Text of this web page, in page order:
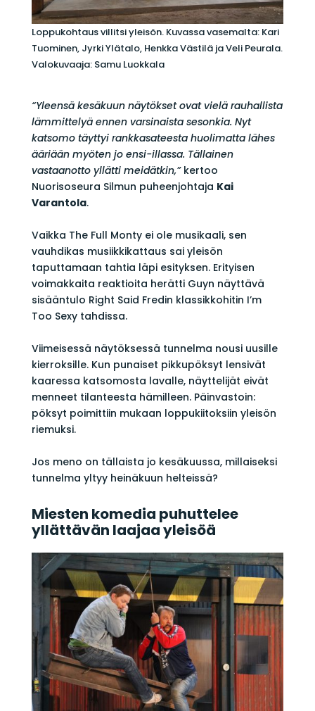
Loppukohtaus villitsi yleisön. Kuvassa vasemalta: Kari
Tuominen, Jyrki Ylätalo, Henkka Västilä ja Veli Peurala.
Valokuvaaja: Samu Luokkala
“Yleensä kesäkuun näytökset ovat vielä rauhallista
lämmittelyä ennen varsinaista sesonkia. Nyt
katsomo täyttyi rankkasateesta huolimatta lähes
ääriään myöten jo ensi-illassa. Tällainen
vastaanotto yllätti meidätkin,”kertoo
Nuorisoseura Silmun puheenjohtaja Kai
Varantola.
Vaikka The Full Monty ei ole musikaali, sen
vauhdikas musiikkikattaus sai yleisön
taputtamaan tahtia läpi esityksen. Erityisen
voimakkaita reaktioita herätti Guyn näyttävä
sisääntulo Right Said Fredin klassikkohitin I’m
Too Sexy tahdissa.
Viimeisessä näytöksessä tunnelma nousi uusille
kierroksille. Kun punaiset pikkupöksyt lensivät
kaaressa katsomosta lavalle, näyttelijät eivät
menneet tilanteesta hämilleen. Päinvastoin:
pöksyt poimittiin mukaan loppukiitoksiin yleisön
riemuksi.
Jos meno on tällaista jo kesäkuussa, millaiseksi
tunnelma yltyy heinäkuun helteissä?
Miesten komedia puhuttelee
yllättävän laajaa yleisöä